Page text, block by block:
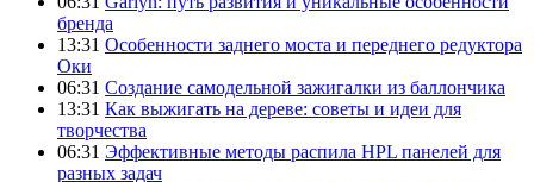
бренда
13:31 Особенности заднего моста и переднего редуктора
Оки
06:31 Создание самодельной зажигалки из баллончика
13:31 Как выжигать на дереве: советы и идеи для
творчества
06:31 Эффективные методы распила HPL панелей для
разных задач